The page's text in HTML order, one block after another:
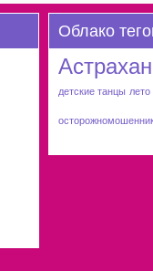
Облако
детские танцы лето